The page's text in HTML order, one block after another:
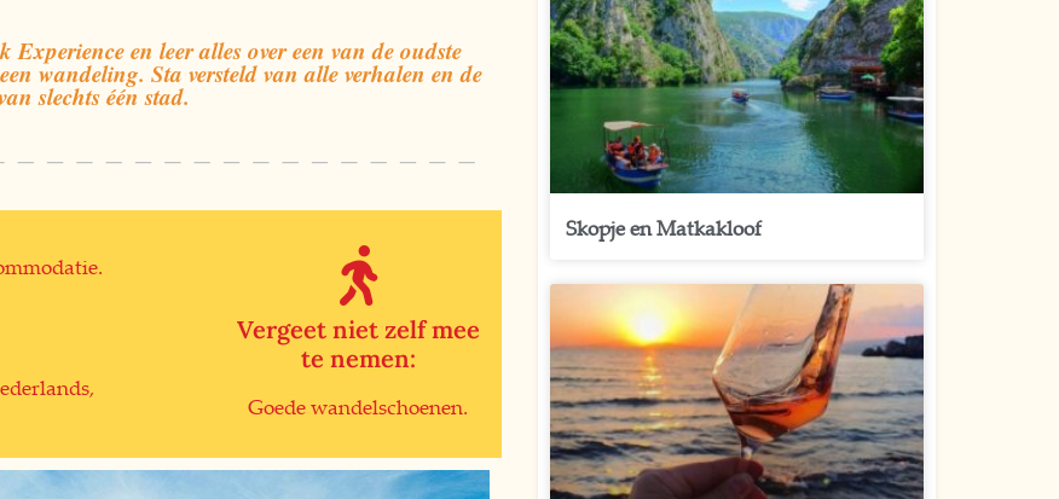
en leer alles over een van de oudste
wandeling. Sta versteld van alle verhalen en de
slechts één stad.
Vergeet niet zelf mee
te nemen:
Goede wandelschoenen.
Skopje en Matkakloof